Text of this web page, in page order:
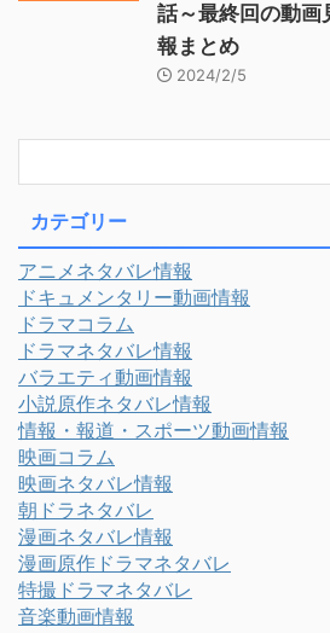
話～最終回の動画
報まとめ
2024/2/5
カテゴリー
アニメネタバレ情報
ドキュメンタリー動画情報
ドラマコラム
ドラマネタバレ情報
バラエティ動画情報
小説原作ネタバレ情報
情報・報道・スポーツ動画情報
映画コラム
映画ネタバレ情報
朝ドラネタバレ
漫画ネタバレ情報
漫画原作ドラマネタバレ
特撮ドラマネタバレ
音楽動画情報